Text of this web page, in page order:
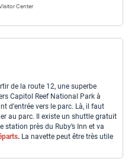
Center
de la route 12, une superbe
Capitol Reef National Park à
d’entrée vers le parc. Là, il faut
au parc. Il existe un shuttle gratuit
station près du Ruby’s Inn et va
. La navette peut être très utile